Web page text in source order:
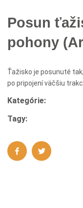
Posun
pohony
Ťažisko je posunuté
po pripojení väčšiu
Kategórie:
Tagy: